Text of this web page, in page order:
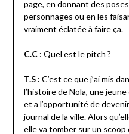
page, en donnant des
personnages ou en les
vraiment éclatée à faire ça.
C.C: Quel est le pitch ?
T.S : C’est ce que j’ai mis
l’histoire de Nola, une
et a l’opportunité de
journal de la ville. Alors
elle va tomber sur un scoop